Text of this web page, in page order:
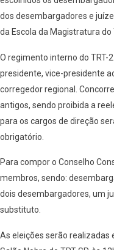
dos desembargadores e
da Escola da Magistratura do
O regimento interno do TRT-
presidente, vice-presidente
corregedor regional.
antigos, sendo proibida a
para os cargos de direção
obrigatório.
Para compor o Conselho
membros, sendo:
dois desembargadores, um
substituto.
As eleições serão realizadas